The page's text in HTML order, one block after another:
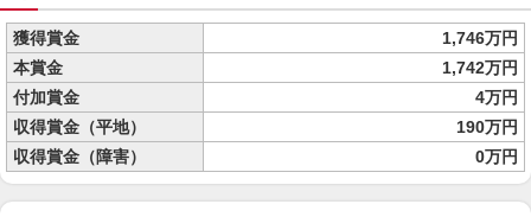
獲得賞金
1,746万円
本賞金
1,742万円
付加賞金
4万円
収得賞金（平地）
190万円
収得賞金（障害）
0万円